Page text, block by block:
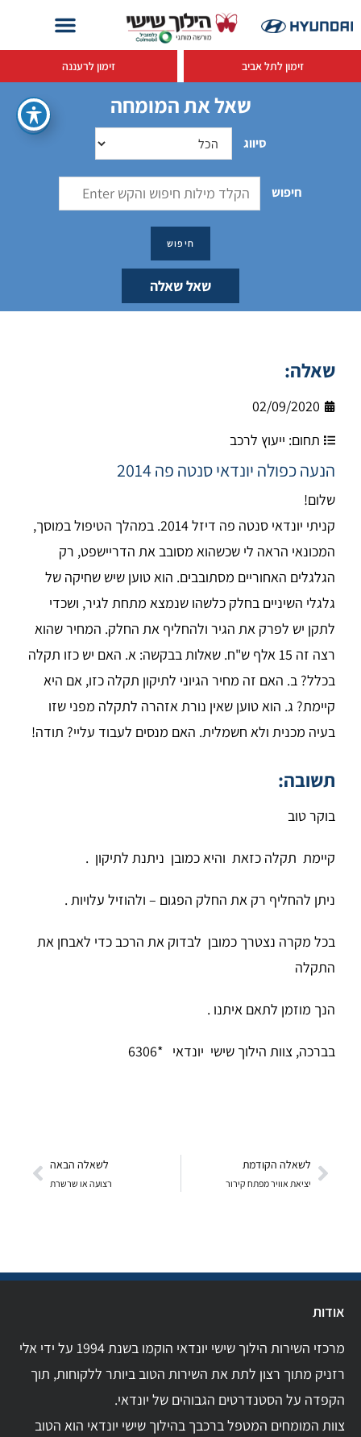
זימון לתל אביב זימון לרעננה
שאל את המומחה
סיווג
חיפוש
שאל שאלה
שאלה:
02/09/2020
תחום: ייעוץ לרכב
הנעה כפולה יונדאי סנטה פה 2014
שלום!
קניתי יונדאי סנטה פה דיזל 2014. במהלך הטיפול במוסך,
המכונאי הראה לי שכשהוא מסובב את הדריישפט, רק
הגלגלים האחוריים מסתובבים. הוא טוען שיש שחיקה של
גלגלי השיניים בחלק כלשהו שנמצא מתחת לגיר, ושכדי
לתקן יש לפרק את הגיר ולהחליף את החלק. המחיר שהוא
רצה זה 15 אלף ש"ח. שאלות בבקשה: א. האם יש כזו תקלה
בכלל? ב. האם זה מחיר הגיוני לתיקון תקלה כזו, אם היא
קיימת? ג. הוא טוען שאין נורת אזהרה לתקלה מפני שזו
בעיה מכנית ולא חשמלית. האם מנסים לעבוד עליי? תודה!
תשובה:
בוקר טוב
קיימת תקלה כזאת והיא כמובן ניתנת לתיקון .
ניתן להחליף רק את החלק הפגום – ולהוזיל עלויות .
בכל מקרה נצטרך כמובן לבדוק את הרכב כדי לאבחן את
התקלה
הנך מוזמן לתאם איתנו .
בברכה, צוות הילוך שישי יונדאי *6306
לשאלה הקודמת
יציאת אוויר מפתח קירור
לשאלה הבאה
רצועה או שרשרת
אודות
מרכזי השירות הילוך שישי יונדאי הוקמו בשנת 1994 על ידי אלי
רזניק מתוך רצון לתת את השירות הטוב ביותר ללקוחות, תוך
הקפדה על הסטנדרטים הגבוהים של יונדאי.
צוות המומחים המטפל ברכבך בהילוך שישי יונדאי הוא הטוב